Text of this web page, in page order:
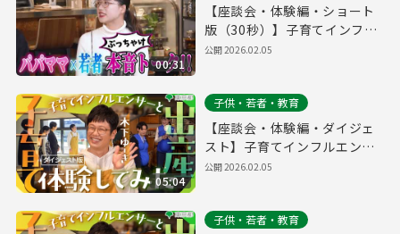
00:31
【座談会・体験編・ショート
版（30秒）】子育てインフル
エンサーと体験してみた
公開2026.02.05
05:04
子供・若者・教育
【座談会・体験編・ダイジェ
スト】子育てインフルエンサ
ーと体験してみた
公開2026.02.05
子供・若者・教育